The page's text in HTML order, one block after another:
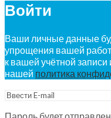
Войти
Ваши личные данные
упрощения вашей
к вашей учётной
нашей политика